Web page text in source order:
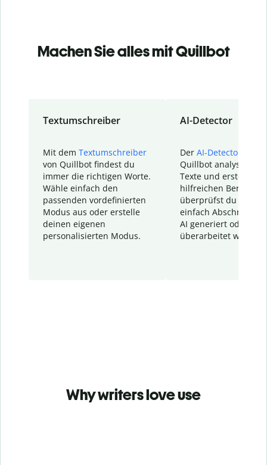
Machen Sie alles mit Quillbot
Textumschreiber
Mit dem Textumschreiber
von Quillbot findest du
immer die richtigen Worte.
Wähle einfach den
passenden vordefinierten
Modus aus oder erstelle
deinen eigenen
personalisierten Modus.
AI-Detector
Der AI-Detector
Quillbot analysiert
Texte und erstellt
hilfreichen Bericht.
überprüfst du
einfach Abschnitte,
AI generiert oder
überarbeitet wurden.
Why writers love use